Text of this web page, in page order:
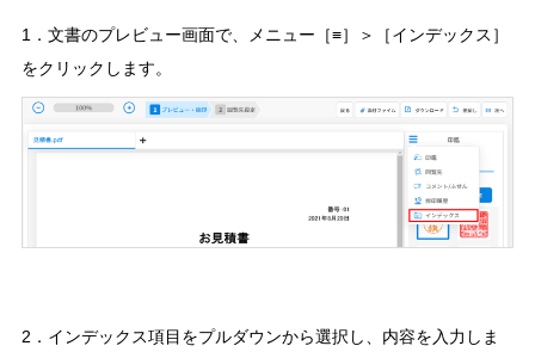
1．文書のプレビュー画面で、メニュー［≡］＞［インデックス］
をクリックします。
2．インデックス項目をプルダウンから選択し、内容を入力しま